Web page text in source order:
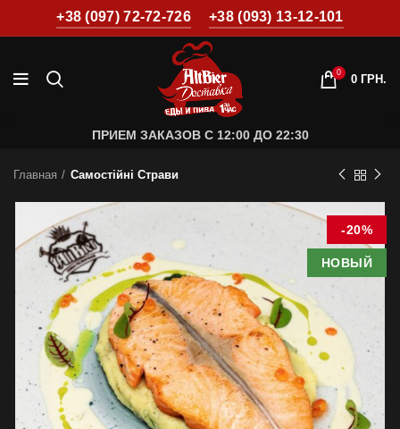
+38 (097) 72-72-726 +38 (093) 13-12-101
0
0 ГРН.
ПРИЕМ ЗАКАЗОВ С 12:00 ДО 22:30
Главная Самостійні Страви
-20%
НОВЫЙ